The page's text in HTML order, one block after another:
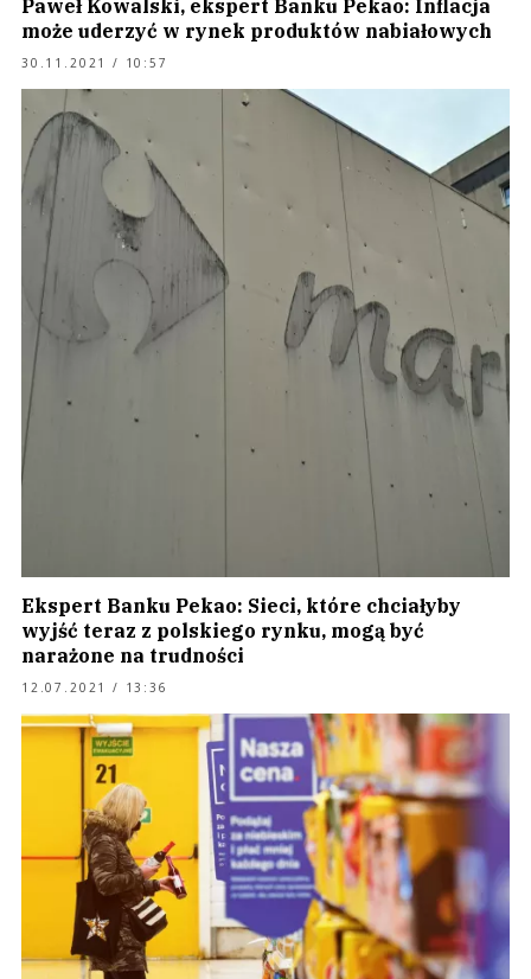
Paweł Kowalski, ekspert Banku Pekao: Inflacja
może uderzyć w rynek produktów nabiałowych
30.11.2021 / 10:57
Ekspert Banku Pekao: Sieci, które chciałyby
wyjść teraz z polskiego rynku, mogą być
narażone na trudności
12.07.2021 / 13:36